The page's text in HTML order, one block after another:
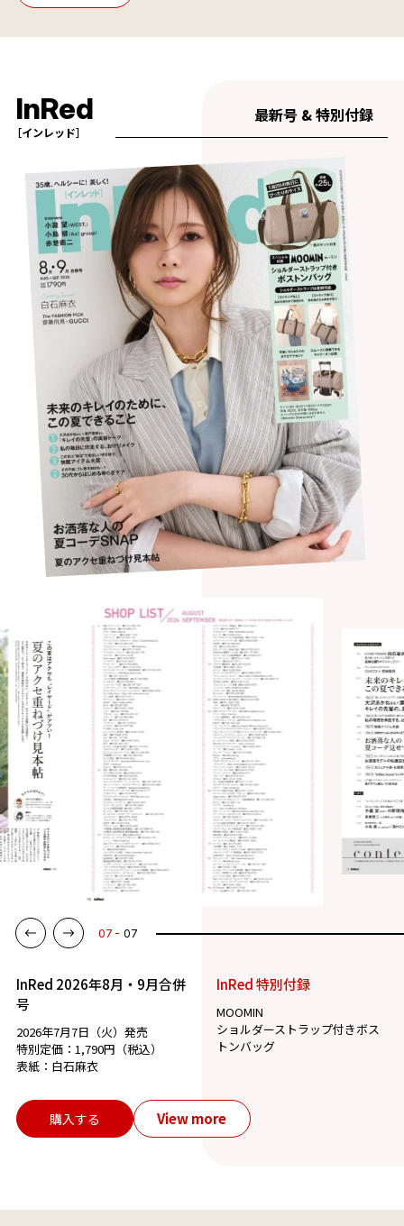
InRed
［インレッド］
最新号 & 特別付録
07 07
InRed 2026年8月・9月合併
号
2026年7月7日（火）発売
特別定価：1,790円（税込）
表紙：白石麻衣
InRed 特別付録
MOOMIN
ショルダーストラップ付きボス
トンバッグ
購入する View more